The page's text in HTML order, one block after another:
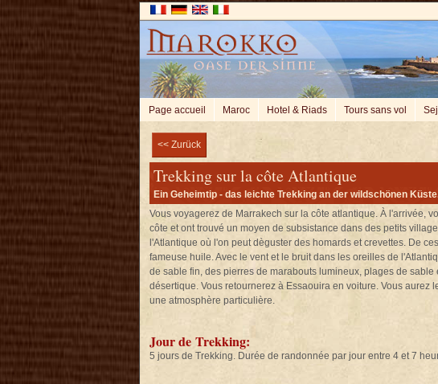
Page accueil Maroc Hotel & Riads Tours sans vol
<< Zurück
Trekking sur la côte Atlantique
Ein Geheimtip - das leichte Trekking an der wildschönen
Vous voyagerez de Marrakech sur la côte atlantique. À l'arrivée,
côte et ont trouvé un moyen de subsistance dans des petits
l'Atlantique où l'on peut dèguster des homards et crevettes. De
fameuse huile. Avec le vent et le bruit dans les oreilles de
de sable fin, des pierres de marabouts lumineux, plages de
désertique. Vous retournerez à Essaouira en voiture. Vous
une atmosphère particulière.
Jour de Trekking:
5 jours de Trekking. Durée de randonnée par jour entre 4 et 7